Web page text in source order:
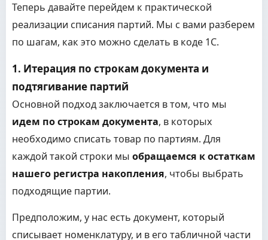
Теперь давайте перейдем к практической
реализации списания партий. Мы с вами разберем
по шагам, как это можно сделать в коде 1С.
1. Итерация по строкам документа и
подтягивание партий
Основной подход заключается в том, что мы
идем по строкам документа, в которых
необходимо списать товар по партиям. Для
каждой такой строки мы обращаемся к остаткам
нашего регистра накопления, чтобы выбрать
подходящие партии.
Предположим, у нас есть документ, который
списывает номенклатуру, и в его табличной части